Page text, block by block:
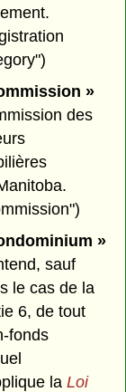
»
des
»
sauf
le cas de la
6, de tout
fonds
la Loi